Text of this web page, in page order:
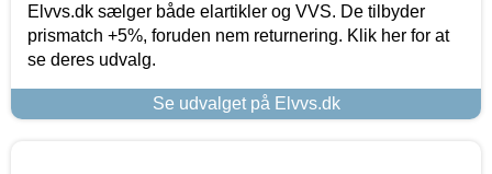
Elvvs.dk sælger både elartikler og VVS. De tilbyder
prismatch +5%, foruden nem returnering. Klik her for at
se deres udvalg.
Se udvalget på Elvvs.dk